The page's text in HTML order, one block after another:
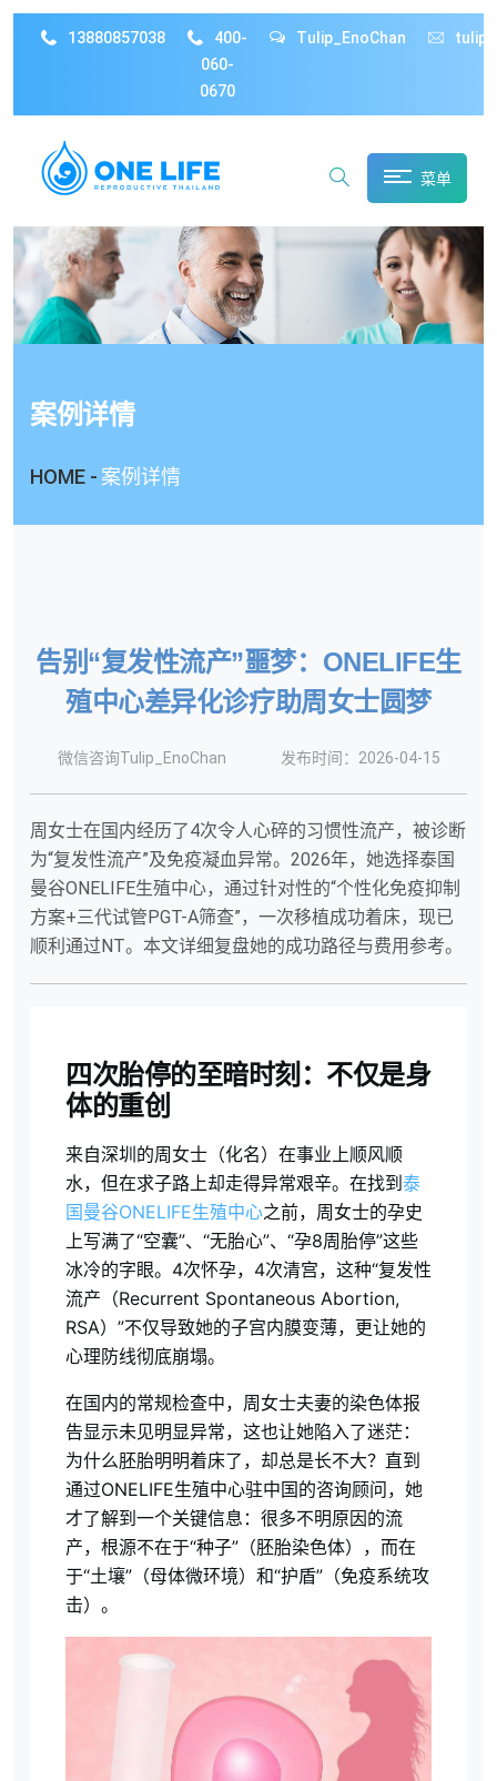
13880857038
400-
060-
0670
Tulip_EnoChan
菜单
案例详情
HOME - 案例详情
告别“复发性流产”噩梦：ONELIFE生
殖中心差异化诊疗助周女士圆梦
微信咨询Tulip_EnoChan 发布时间：2026-04-15
周女士在国内经历了4次令人心碎的习惯性流产，被诊断
为“复发性流产”及免疫凝血异常。2026年，她选择泰国
曼谷ONELIFE生殖中心，通过针对性的“个性化免疫抑制
方案+三代试管PGT-A筛查”，一次移植成功着床，现已
顺利通过NT。本文详细复盘她的成功路径与费用参考。
四次胎停的至暗时刻：不仅是身
体的重创
来自深圳的周女士（化名）在事业上顺风顺
水，但在求子路上却走得异常艰辛。在找到 泰
国曼谷ONELIFE生殖中心之前，周女士的孕史
上写满了“空囊”、“无胎心”、“孕8周胎停”这些
冰冷的字眼。4次怀孕，4次清宫，这种“复发性
流产（Recurrent Spontaneous Abortion,
RSA）”不仅导致她的子宫内膜变薄，更让她的
心理防线彻底崩塌。
在国内的常规检查中，周女士夫妻的染色体报
告显示未见明显异常，这也让她陷入了迷茫：
为什么胚胎明明着床了，却总是长不大？直到
通过ONELIFE生殖中心驻中国的咨询顾问，她
才了解到一个关键信息：很多不明原因的流
产，根源不在于“种子”（胚胎染色体），而在
于“土壤”（母体微环境）和“护盾”（免疫系统攻
击）。